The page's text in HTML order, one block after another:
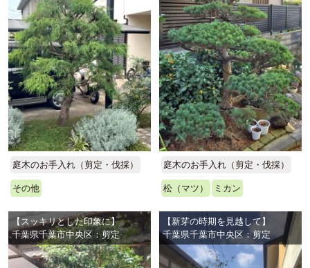
庭木のお手入れ（剪定・伐採）
その他
庭木のお手入れ（剪定・伐採）
松（マツ） ミカン
【スッキリとした印象に】
千葉県千葉市中央区：剪定
【新芽の時期を見越して】
千葉県千葉市中央区：剪定